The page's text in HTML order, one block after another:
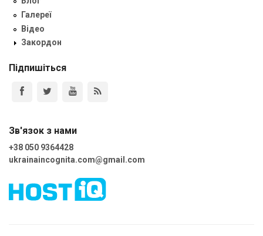
Галереї
Відео
Закордон
Підпишіться
Зв'язок з нами
+38 050 9364428
ukrainaincognita.com@gmail.com